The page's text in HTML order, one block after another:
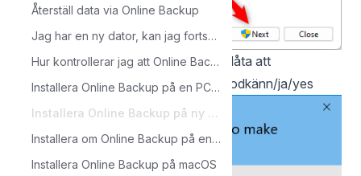
Återställ data via Online Backup
Jag har en ny dator, kan jag fortsätta på samma backup som min gamla dator?
Hur kontrollerar jag att Online Backup är installerat och igång?
Installera Online Backup på en PC för första gången
Installera Online Backup på ny PC när du redan har använt programmet
Installera om Online Backup på en PC
Installera Online Backup på macOS
Om ni får upp en fråga om att ni vill tillåta att
programmet gör ändringar tryck på godkänn/ja/yes